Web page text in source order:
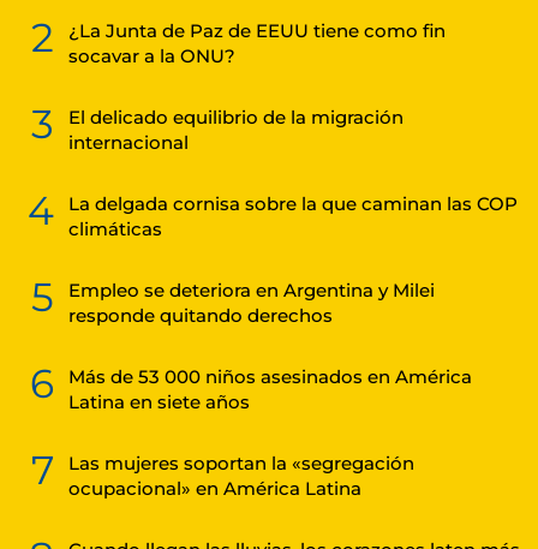
2
¿La Junta de Paz de EEUU tiene como fin
socavar a la ONU?
3
El delicado equilibrio de la migración
internacional
4
La delgada cornisa sobre la que caminan las COP
climáticas
5
Empleo se deteriora en Argentina y Milei
responde quitando derechos
6
Más de 53 000 niños asesinados en América
Latina en siete años
7
Las mujeres soportan la «segregación
ocupacional» en América Latina